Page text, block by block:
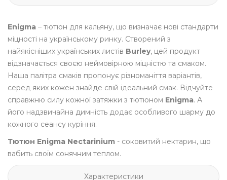
Enigma – тютюн для кальяну, що визначає нові стандарти
міцності на українському ринку. Створений з
найякісніших українських листів Burley, цей продукт
відзначається своєю неймовірною міцністю та смаком.
Наша палітра смаків пропонує різноманіття варіантів,
серед яких кожен знайде свій ідеальний смак. Відчуйте
справжню силу кожної затяжки з тютюном Enigma. А
його надзвичайна димність додає особливого шарму до
кожного сеансу куріння.
Тютюн Enigma Nectarinium - соковитий нектарин, що
вабить своїм сонячним теплом.
Характеристики